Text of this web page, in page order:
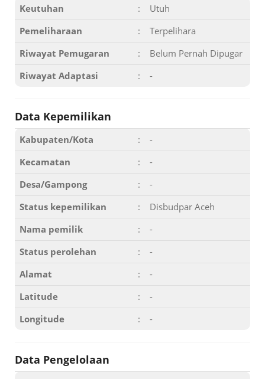
Keutuhan :
Utuh
Pemeliharaan
:
Terpelihara
Riwayat Pemugaran
:
Belum Pernah Dipugar
Riwayat Adaptasi
: -
Data Kepemilikan
Kabupaten/Kota :
-
Kecamatan
:
-
Desa/Gampong
:
-
Status kepemilikan
:
Disbudpar Aceh
Nama pemilik
:
-
Status perolehan
:
-
Alamat
:
-
Latitude
:
-
Longitude
: -
Data Pengelolaan